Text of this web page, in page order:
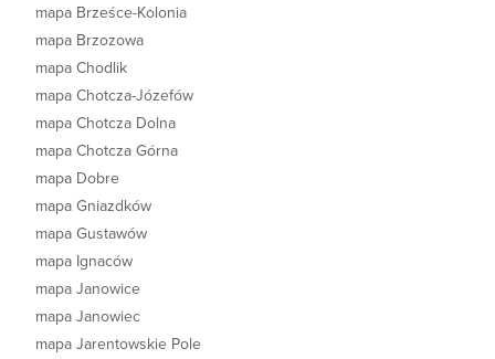
mapa Brześce-Kolonia
mapa Brzozowa
mapa Chodlik
mapa Chotcza-Józefów
mapa Chotcza Dolna
mapa Chotcza Górna
mapa Dobre
mapa Gniazdków
mapa Gustawów
mapa Ignaców
mapa Janowice
mapa Janowiec
mapa Jarentowskie Pole